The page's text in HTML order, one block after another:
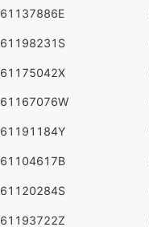
61137886E
61198231S
61175042X
61167076W
61191184Y
61104617B
61120284S
61193722Z